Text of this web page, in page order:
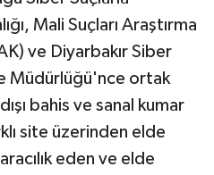
Mali Suçları Araştırma
ve Diyarbakır Siber
Müdürlüğü'nce ortak
bahis ve sanal kumar
site üzerinden elde
eden ve elde